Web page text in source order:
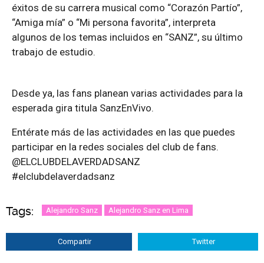
éxitos de su carrera musical como “Corazón Partío”,
“Amiga mía” o “Mi persona favorita”, interpreta
algunos de los temas incluidos en “SANZ”, su último
trabajo de estudio.
Desde ya, las fans planean varias actividades para la
esperada gira titula SanzEnVivo.
Entérate más de las actividades en las que puedes
participar en la redes sociales del club de fans.
@ELCLUBDELAVERDADSANZ
#elclubdelaverdadsanz
Tags: Alejandro Sanz Alejandro Sanz en Lima
Compartir Twitter